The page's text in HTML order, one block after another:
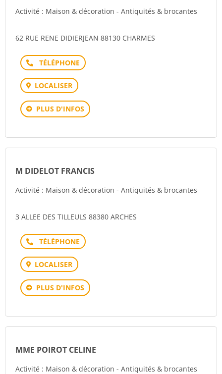
Activité : Maison & décoration - Antiquités & brocantes
62 RUE RENE DIDIERJEAN 88130 CHARMES
Téléphone
LOCALISER
PLUS D'INFOS
M DIDELOT FRANCIS
Activité : Maison & décoration - Antiquités & brocantes
3 ALLEE DES TILLEULS 88380 ARCHES
Téléphone
LOCALISER
PLUS D'INFOS
MME POIROT CELINE
Activité : Maison & décoration - Antiquités & brocantes